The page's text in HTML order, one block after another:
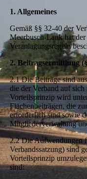
1. Allgemeines
Gemäß §§ 32-40 der
Meerbusch-Lank hat
Veranlagungsregeln
2. Beitragsermittlung
2.1 Die Beiträge sind
die der Verband auf
Vorteilsprinzip wird
Flächenbeiträgen, die
erforderlich sind sowie
Mitgliederverwaltung
2.2 Die Aufwendungen
Verbandssatzung) sind
Vorteilsprinzip
sind: